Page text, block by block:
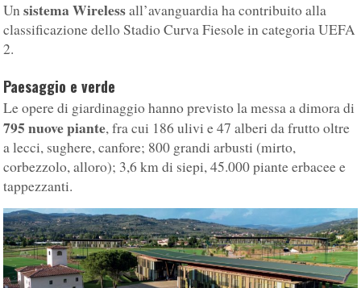
Unsistema Wirelessall’avanguardia ha contribuito alla
classificazione dello Stadio Curva Fiesole in categoria UEFA
2.
Paesaggio e verde
Le opere di giardinaggio hanno previsto la messa a dimora di
795 nuove piante, fra cui 186 ulivi e 47 alberi da frutto oltre
a lecci, sughere, canfore; 800 grandi arbusti (mirto,
corbezzolo, alloro); 3,6 km di siepi, 45.000 piante erbacee e
tappezzanti.